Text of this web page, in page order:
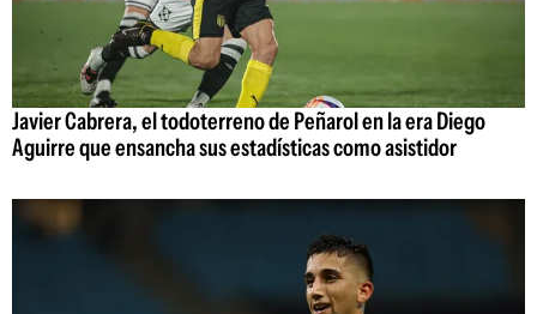
Javier Cabrera, el todoterreno de Peñarol en la era Diego
Aguirre que ensancha sus estadísticas como asistidor